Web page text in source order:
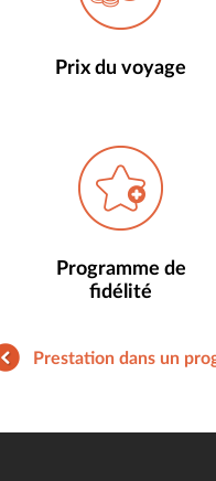
Prix du voyage
Programme de
fidélité
Prestation dans un